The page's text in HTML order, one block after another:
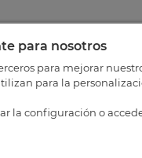
para nosotros
para mejorar
para la
la configuración o